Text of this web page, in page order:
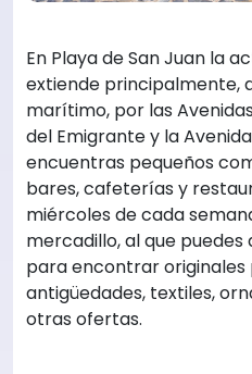
En Playa de San Juan la
extiende principalmente,
marítimo, por las
del Emigrante y la
encuentras pequeños
bares, cafeterías y
miércoles de cada
mercadillo, al que
para encontrar
antigüedades, textiles,
otras ofertas.